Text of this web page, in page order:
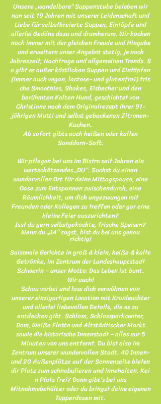
Unsere „wandelbare“ Suppenstube beleben wir
nun seit 19 Jahren mit unserer Leidenschaft und
Liebe für selbstkreierte Suppen, Eintöpfe und
allerlei Gedöns dazu und drumherum.Wir kochen
noch immer mit der gleichen Freude und Hingabe
und erweitern unser Angebot stetig, je nach
Jahreszeit, Nachfrage und allgemeinen Trends.S
o gibt es außer köstlichen Suppen und Eintöpfen
(immer auch vegan, lactose- und glutenfrei)fris
che Smoothies, Shakes, Eisbecher und den
berühmten Kalten Hund, geschichtet von
Christiane nach dem Originalrezept ihrer 91-
jährigen Mutti und selbst gebackenen Zitronen-
Kuchen.
Ab sofort gibts auch heißen oder kalten
Sanddorn-Saft.
Wir pflegen bei uns im Bistro seit Jahren ein
wertschätzendes „DU“. Suchst du einen
wundervollen Ort für deine Mittagspause, eine
Oase zum Entspannen zwischendurch, eine
Räumlichkeit, um dich ungezwungen mit
Freunden oder Kollegen zu treffen oder gar eine
kleine Feier auszurichten?
Isst du gern selbstgekochte, frische Speisen?
Wenn du „JA“ sagst, bist du bei uns genau
richtig!
Saisonale Gerichte in groß & klein, heiße & kalte
Getränke, im Zentrum der Landeshauptstadt
Schwerin – unser Motto: Das Leben ist bunt.
Wir auch!
Schau vorbei und lass dich verwöhnen von
unserer einzigartigen Location mit Kronleuchter
und allerlei liebevollen Details, die es zu
entdecken gibt.Schloss, Schlossparkcenter,
Dom, Weiße Flotte und Altstädtischer Markt
sowie die historische Innenstadt – alles nur 5
Minuten von uns entfernt.Du bist also im
Zentrum unserer wundervollen Stadt.40 Innen-
und 20 Außenplätze auf der Sonnenseite bieten
dir Platz zum schnabulieren und innehalten.Kei
n Platz frei? Dann gibt’s bei uns
Mitnahmebehälter oder du bringst deine eigenen
Tupperdosen mit.